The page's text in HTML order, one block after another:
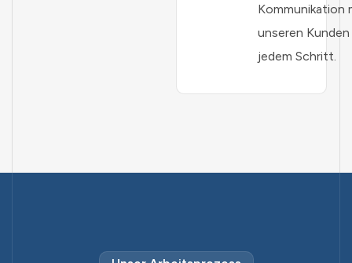
Kommunikation
unseren Kunden
jedem Schritt.